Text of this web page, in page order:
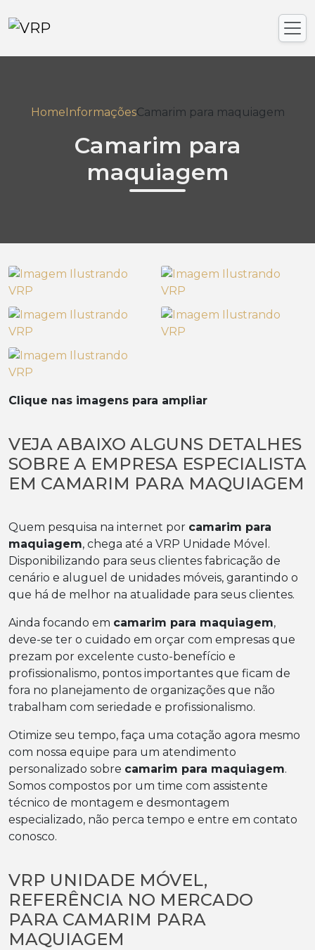
HomeInformaçõesCamarim para maquiagem
Camarim para
maquiagem
Clique nas imagens para ampliar
VEJA ABAIXO ALGUNS DETALHES
SOBRE A EMPRESA ESPECIALISTA
EM CAMARIM PARA MAQUIAGEM
Quem pesquisa na internet por camarim para
maquiagem, chega até a VRP Unidade Móvel.
Disponibilizando para seus clientes fabricação de
cenário e aluguel de unidades móveis, garantindo o
que há de melhor na atualidade para seus clientes.
Ainda focando em camarim para maquiagem,
deve-se ter o cuidado em orçar com empresas que
prezam por excelente custo-benefício e
profissionalismo, pontos importantes que ficam de
fora no planejamento de organizações que não
trabalham com seriedade e profissionalismo.
Otimize seu tempo, faça uma cotação agora mesmo
com nossa equipe para um atendimento
personalizado sobre camarim para maquiagem.
Somos compostos por um time com assistente
técnico de montagem e desmontagem
especializado, não perca tempo e entre em contato
conosco.
VRP UNIDADE MÓVEL,
REFERÊNCIA NO MERCADO
PARA CAMARIM PARA
MAQUIAGEM